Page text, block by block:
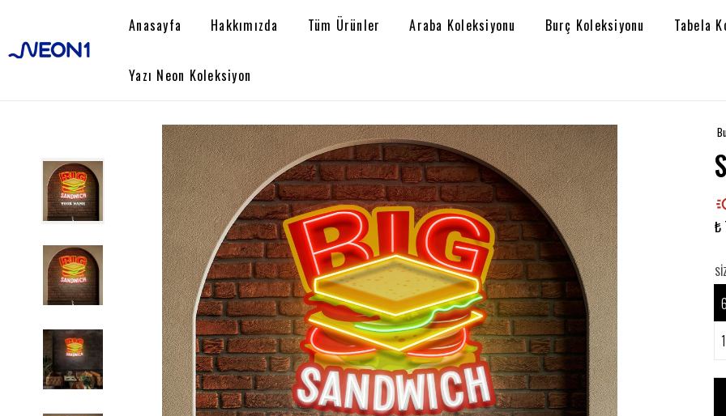
Anasayfa Hakkımızda Tüm Ürünler Araba Koleksiyonu Burç Koleksiyonu Tabela
Yazı Neon Koleksiyon
₺